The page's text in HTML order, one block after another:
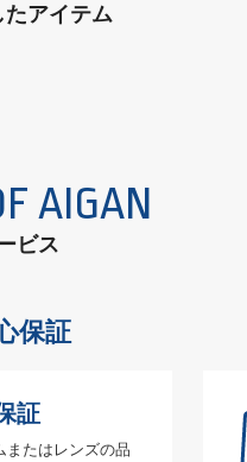
アイテム
AIGAN
ビス
保証
証
またはレンズの品